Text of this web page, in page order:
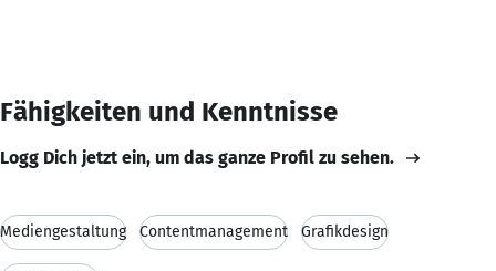
Fähigkeiten und Kenntnisse
Logg Dich jetzt ein, um das ganze Profil zu sehen.
Mediengestaltung Contentmanagement Grafikdesign